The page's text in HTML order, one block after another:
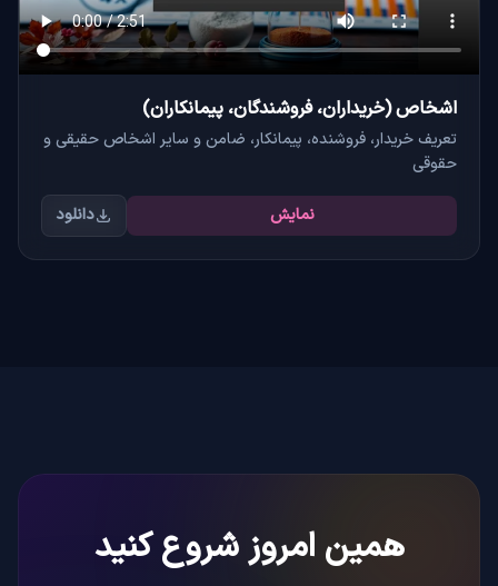
اشخاص (خریداران، فروشندگان، پیمانکاران)
تعریف خریدار، فروشنده، پیمانکار، ضامن و سایر اشخاص حقیقی و
حقوقی
نمایش دانلود
همین امروز شروع کنید